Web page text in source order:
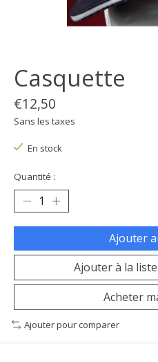
Casquette
€12,50
Sans les taxes
En stock
Quantité :
Ajouter
Ajouter à la
Acheter
Ajouter pour comparer